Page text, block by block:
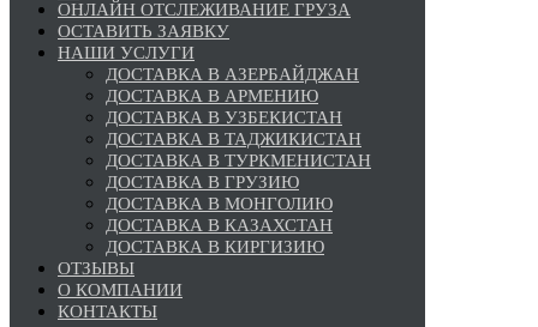
ОНЛАЙН ОТСЛЕЖИВАНИЕ ГРУЗА
ОСТАВИТЬ ЗАЯВКУ
НАШИ УСЛУГИ
ДОСТАВКА В АЗЕРБАЙДЖАН
ДОСТАВКА В АРМЕНИЮ
ДОСТАВКА В УЗБЕКИСТАН
ДОСТАВКА В ТАДЖИКИСТАН
ДОСТАВКА В ТУРКМЕНИСТАН
ДОСТАВКА В ГРУЗИЮ
ДОСТАВКА В МОНГОЛИЮ
ДОСТАВКА В КАЗАХСТАН
ДОСТАВКА В КИРГИЗИЮ
ОТЗЫВЫ
О КОМПАНИИ
КОНТАКТЫ